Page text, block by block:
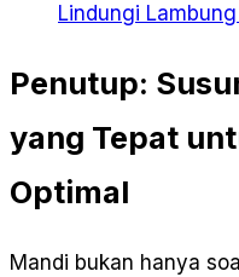
Lindungi
Penutup:
yang Tepat
Optimal
Mandi bukan hanya